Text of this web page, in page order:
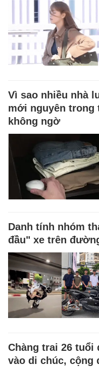
Vì sao nhiều nhà
mới nguyên trong
không ngờ
Danh tính nhóm
đầu" xe trên
Chàng trai 26 tuổi
vào di chúc, cộng